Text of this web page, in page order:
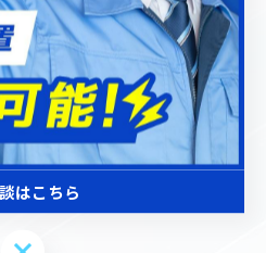
簿の活用方法
簿は、信頼できる電気工事業
です。名簿には、埼玉県内で
業者が掲載されており、川口
す。名簿に記載されている
したプロであることが保証さ
はこちら
はこちら